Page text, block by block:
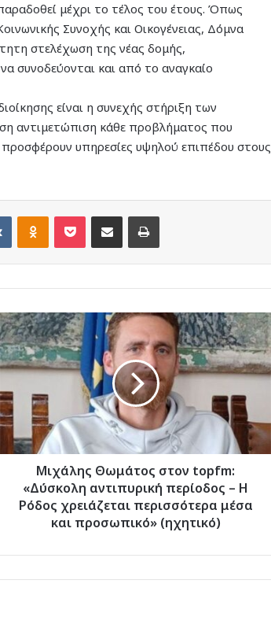
μέχρι το τέλος του έτους. Όπως
Συνοχής και Οικογένειας, Δόμνα
στελέχωση της νέας δομής,
συνοδεύονται και από το αναγκαίο
είναι η συνεχής στήριξη των
αντιμετώπιση κάθε προβλήματος που
υπηρεσίες υψηλού επιπέδου στους
VKontakteOdnoklassniki
Pocket Share via Email Print
Μιχάλης
Θωμάτος
στον
topfm:
αντιπυρική
περίοδος
Η
χρειάζεται
περισσότερα
Μιχάλης Θωμάτος στον topfm:
«Δύσκολη αντιπυρική περίοδος – Η
Ρόδος χρειάζεται περισσότερα μέσα
και προσωπικό» (ηχητικό)